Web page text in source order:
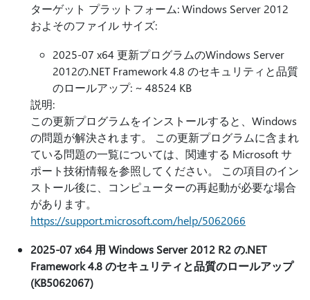
ターゲット プラットフォーム: Windows Server 2012
およそのファイル サイズ:
2025-07 x64 更新プログラムのWindows Server
2012の.NET Framework 4.8 のセキュリティと品質
のロールアップ: ~ 48524 KB
説明:
この更新プログラムをインストールすると、Windows
の問題が解決されます。 この更新プログラムに含まれ
ている問題の一覧については、関連する Microsoft サ
ポート技術情報を参照してください。 この項目のイン
ストール後に、コンピューターの再起動が必要な場合
があります。
https://support.microsoft.com/help/5062066
2025-07 x64 用 Windows Server 2012 R2 の.NET
Framework 4.8 のセキュリティと品質のロールアップ
(KB5062067)